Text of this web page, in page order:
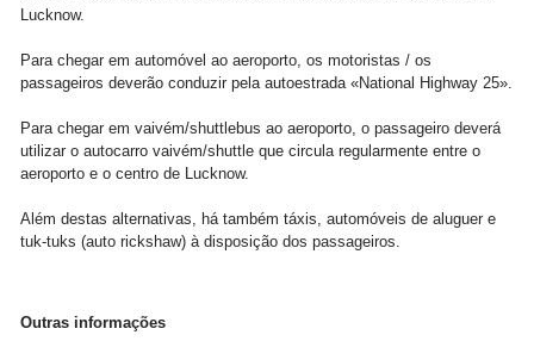
Lucknow.
Para chegar em automóvel ao aeroporto, os motoristas / os
passageiros deverão conduzir pela autoestrada «National Highway 25».
Para chegar em vaivém/shuttlebus ao aeroporto, o passageiro deverá
utilizar o autocarro vaivém/shuttle que circula regularmente entre o
aeroporto e o centro de Lucknow.
Além destas alternativas, há também táxis, automóveis de aluguer e
tuk-tuks (auto rickshaw) à disposição dos passageiros.
Outras informações